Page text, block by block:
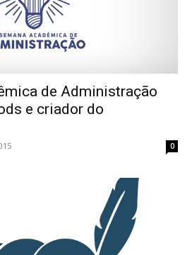
de Administração
e criador do
0